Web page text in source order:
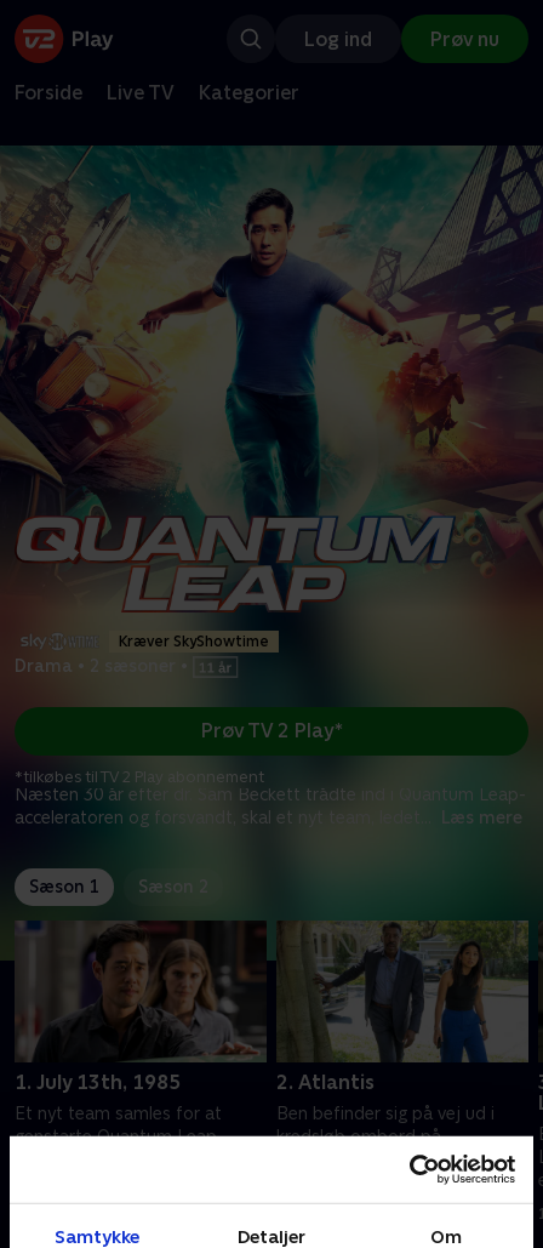
Samtykke Detaljer Om
Log ind Prøv nu
Forside Live TV Kategorier
Kræver SkyShowtime
Drama • 2 sæsoner
Næsten 30 år efter dr. Sam Beckett trådte ind i Quantum Leap-
acceleratoren og forsvandt, skal et nyt team, ledet
Læs mere
Prøv TV 2 Play*
*tilkøbes til TV 2 Play abonnement
Sæson 1 Sæson 2
1. July 13th, 1985
Et nyt team samles for at
genstarte Quantum Leap-
spring tilbage til 1985.
2. Atlantis
Ben befinder sig på vej ud i
kredsløb ombord på
rumfærgen Atlantis i 1998.